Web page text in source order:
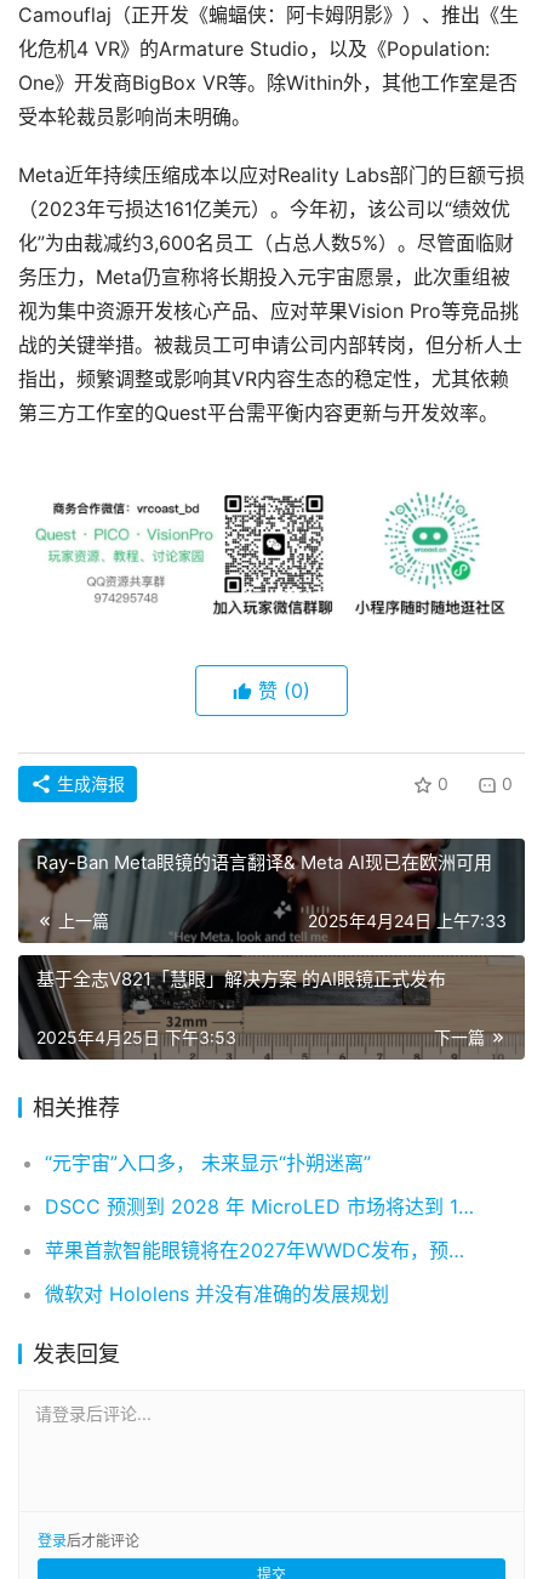
排
名
观
资
源
下
载
V
R
登录 注册
Camouflaj（正开发《蝙蝠侠：阿卡姆阴影》）、推出《生
化危机4 VR》的Armature Studio，以及《Population:
One》开发商BigBox VR等。除Within外，其他工作室是否
受本轮裁员影响尚未明确。
Meta近年持续压缩成本以应对Reality Labs部门的巨额亏损
（2023年亏损达161亿美元）。今年初，该公司以“绩效优
化”为由裁减约3,600名员工（占总人数5%）。尽管面临财
务压力，Meta仍宣称将长期投入元宇宙愿景，此次重组被
视为集中资源开发核心产品、应对苹果Vision Pro等竞品挑
战的关键举措。被裁员工可申请公司内部转岗，但分析人士
指出，频繁调整或影响其VR内容生态的稳定性，尤其依赖
第三方工作室的Quest平台需平衡内容更新与开发效率。
赞 (0)
生成海报 0 0
Ray-Ban Meta眼镜的语言翻译& Meta AI现已在欧洲可用
上一篇 2025年4月24日 上午7:33
基于全志V821「慧眼」解决方案 的AI眼镜正式发布
下一篇
2025年4月25日 下午3:53
相关推荐
“元宇宙”入口多， 未来显示“扑朔迷离”
DSCC 预测到 2028 年 MicroLED 市场将达到 14 亿美元
苹果首款智能眼镜将在2027年WWDC发布，预计2027年底发布
微软对 H​​ololens 并没有准确的发展规划
发表回复
请登录后评论...
登录后才能评论
提交